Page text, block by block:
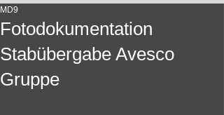
Fotodokumentation
Stabübergabe Avesco
Gruppe
MD9